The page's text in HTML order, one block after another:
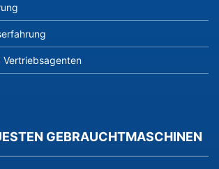
Vertriebsagenten
GEBRAUCHTMASCHINEN